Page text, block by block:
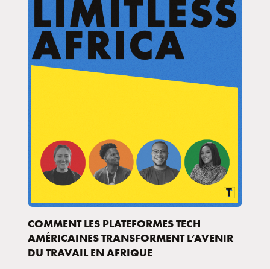
COMMENT LES PLATEFORMES TECH
AMÉRICAINES TRANSFORMENT L’AVENIR
DU TRAVAIL EN AFRIQUE